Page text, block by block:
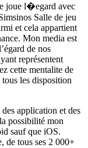
joue l�egard avec
Salle de jeu
et cela appartient
Mon media est
de nos
représentent
cette mentalite de
les disposition
application et des
possibilité mon
sauf que iOS.
de tous ses 2 000+